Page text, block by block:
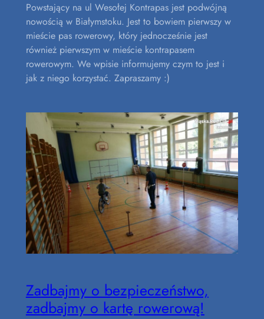
Powstający na ul Wesołej Kontrapas jest podwójną
nowością w Białymstoku. Jest to bowiem pierwszy w
mieście pas rowerowy, który jednocześnie jest
również pierwszym w mieście kontrapasem
rowerowym. We wpisie informujemy czym to jest i
jak z niego korzystać. Zapraszamy :)
Zadbajmy o bezpieczeństwo,
zadbajmy o kartę rowerową!